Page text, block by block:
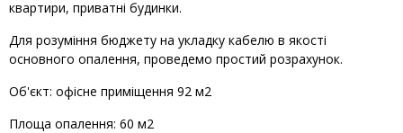
квартири, приватні будинки.
Для розуміння бюджету на укладку кабелю в якості
основного опалення, проведемо простий розрахунок.
Об'єкт: офісне приміщення 92 м2
Площа опалення: 60 м2